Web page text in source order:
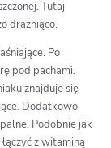
Tutaj
drażniąco.
Po
pod pachami.
znajduje się
Dodatkowo
Podobnie jak
z witaminą